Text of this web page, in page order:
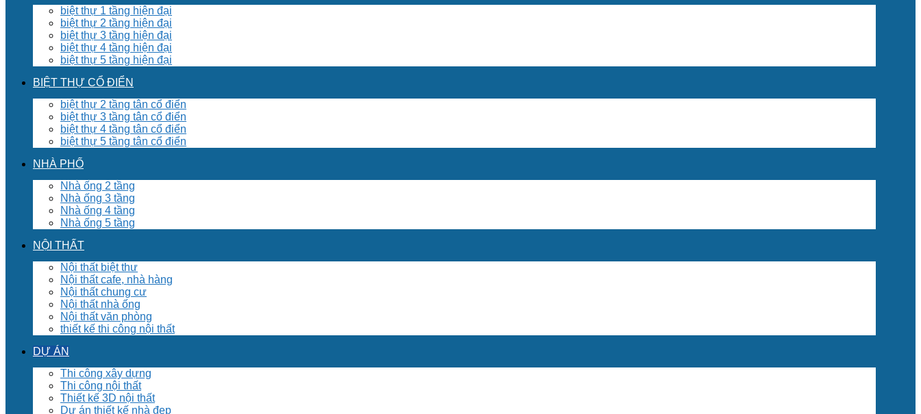
biệt thự 1 tầng hiện đại
biệt thự 2 tầng hiện đại
biệt thự 3 tầng hiện đại
biệt thự 4 tầng hiện đại
biệt thự 5 tầng hiện đại
BIỆT THỰ CỔ ĐIỂN
biệt thự 2 tầng tân cổ điển
biệt thự 3 tầng tân cổ điển
biệt thự 4 tầng tân cổ điển
biệt thự 5 tầng tân cổ điển
NHÀ PHỐ
Nhà ống 2 tầng
Nhà ống 3 tầng
Nhà ống 4 tầng
Nhà ống 5 tầng
NỘI THẤT
Nội thất biệt thư
Nội thất cafe, nhà hàng
Nội thất chung cư
Nội thất nhà ống
Nội thất văn phòng
thiết kế thi công nội thất
DỰ ÁN
Thi công xây dựng
Thi công nội thất
Thiết kế 3D nội thất
Dự án thiết kế nhà đẹp